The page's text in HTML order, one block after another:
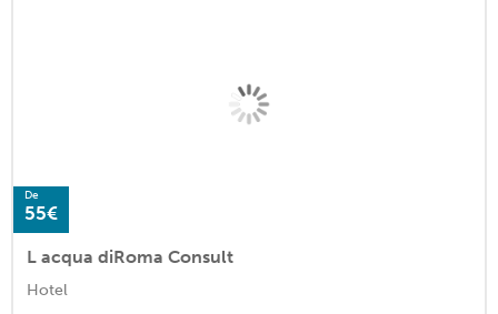
De
55€
L acqua diRoma Consult
Hotel